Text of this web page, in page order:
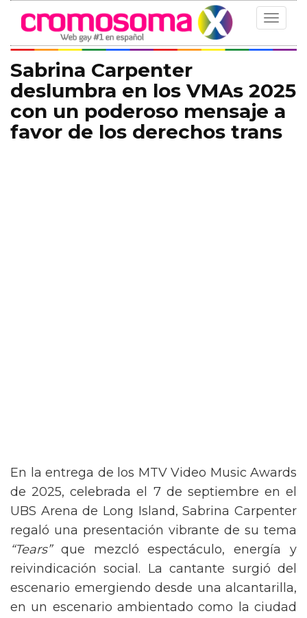
Toggle
Sabrina Carpenter
deslumbra en los VMAs 2025
con un poderoso mensaje a
favor de los derechos trans
En la entrega de los MTV Video Music Awards
de 2025, celebrada el 7 de septiembre en el
UBS Arena de Long Island, Sabrina Carpenter
regaló una presentación vibrante de su tema
“Tears”que mezcló espectáculo, energía y
reivindicación social. La cantante surgió del
escenario emergiendo desde una alcantarilla,
en un escenario ambientado como la ciudad